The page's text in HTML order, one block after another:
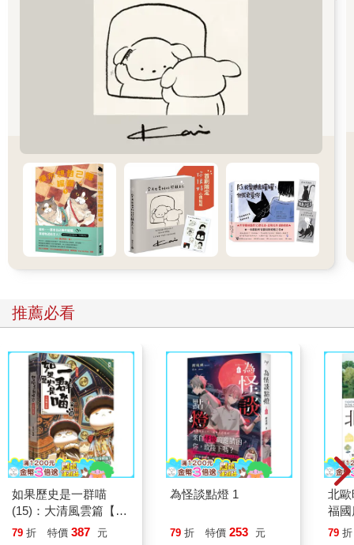
推薦必看
如果歷史是一群喵
(15)：大清風雲篇【萌
貓漫畫學歷史】
79 折 特價 387 元
為怪談點燈 1
79 折 特價 253 元
北
福
79 折